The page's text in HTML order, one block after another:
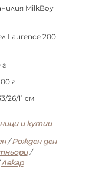
MilkBoy
Laurence 200
г
26/11 см
и кутии
/Рожден ден
/
Лекар